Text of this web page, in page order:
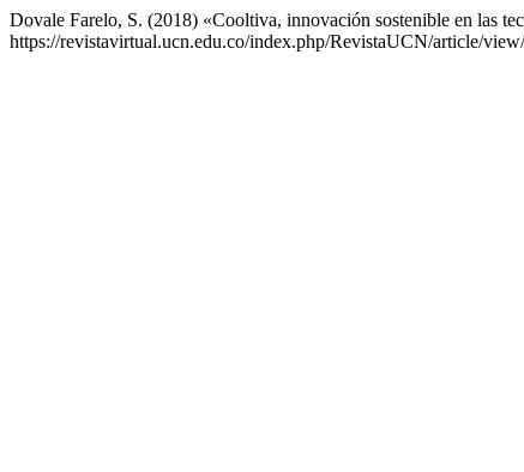
Dovale Farelo, S. (2018) «Cooltiva, innovación sostenible en las
https://revistavirtual.ucn.edu.co/index.php/RevistaUCN/article/